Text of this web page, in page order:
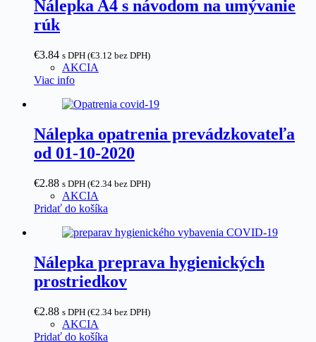
Nálepka A4 s návodom na umývanie
rúk
€3.84 s DPH (€3.12 bez DPH)
AKCIA
Viac info
Nálepka opatrenia prevádzkovateľa
od 01-10-2020
€2.88 s DPH (€2.34 bez DPH)
AKCIA
Pridať do košíka
Nálepka preprava hygienických
prostriedkov
€2.88 s DPH (€2.34 bez DPH)
AKCIA
Pridať do košíka